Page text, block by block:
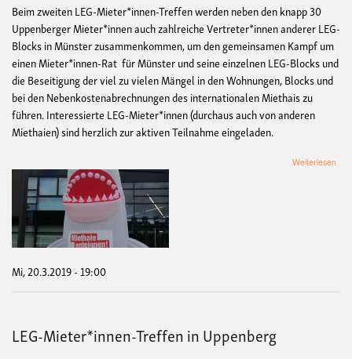
Beim zweiten LEG-Mieter*innen-Treffen werden neben den knapp 30
Uppenberger Mieter*innen auch zahlreiche Vertreter*innen anderer LEG-
Blocks in Münster zusammenkommen, um den gemeinsamen Kampf um
einen Mieter*innen-Rat für Münster und seine einzelnen LEG-Blocks und
die Beseitigung der viel zu vielen Mängel in den Wohnungen, Blocks und
bei den Nebenkostenabrechnungen des internationalen Miethais zu
führen. Interessierte LEG-Mieter*innen (durchaus auch von anderen
Miethaien) sind herzlich zur aktiven Teilnahme eingeladen.
Weiterlesen
Mi, 20.3.2019 - 19:00
LEG-Mieter*innen-Treffen in Uppenberg